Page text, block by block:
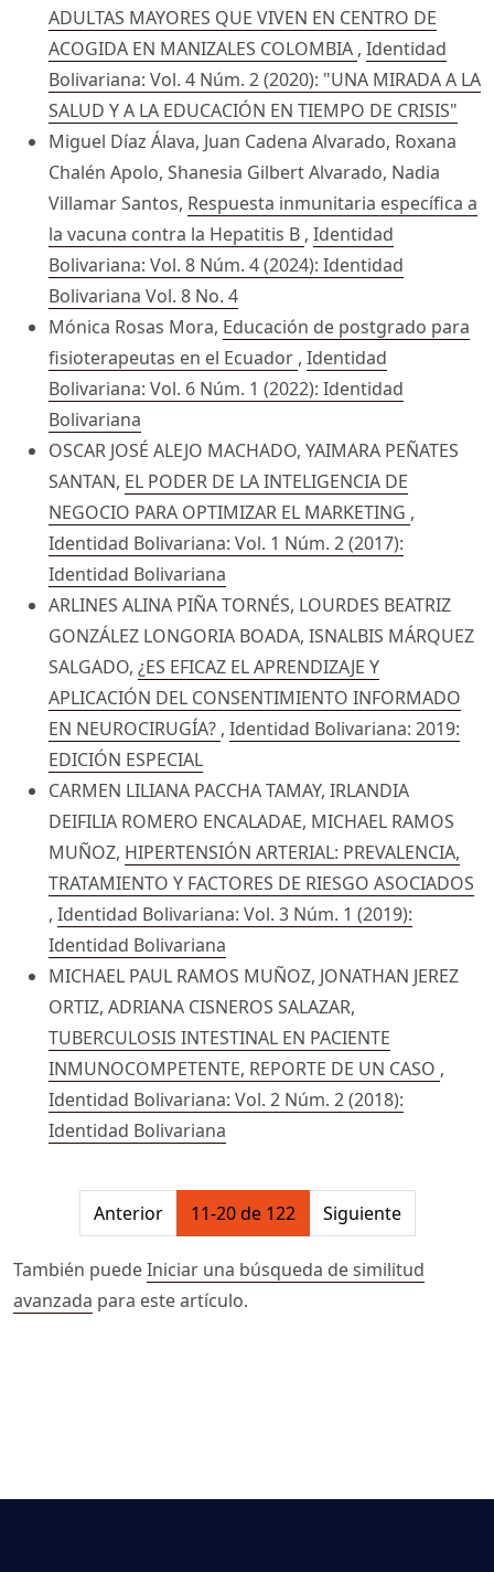
ADULTAS MAYORES QUE VIVEN EN CENTRO DE
ACOGIDA EN MANIZALES COLOMBIA , Identidad
Bolivariana: Vol. 4 Núm. 2 (2020): "UNA MIRADA A LA
SALUD Y A LA EDUCACIÓN EN TIEMPO DE CRISIS"
Miguel Díaz Álava, Juan Cadena Alvarado, Roxana
Chalén Apolo, Shanesia Gilbert Alvarado, Nadia
Villamar Santos, Respuesta inmunitaria específica a
la vacuna contra la Hepatitis B , Identidad
Bolivariana: Vol. 8 Núm. 4 (2024): Identidad
Bolivariana Vol. 8 No. 4
Mónica Rosas Mora, Educación de postgrado para
fisioterapeutas en el Ecuador , Identidad
Bolivariana: Vol. 6 Núm. 1 (2022): Identidad
Bolivariana
OSCAR JOSÉ ALEJO MACHADO, YAIMARA PEÑATES
SANTAN, EL PODER DE LA INTELIGENCIA DE
NEGOCIO PARA OPTIMIZAR EL MARKETING ,
Identidad Bolivariana: Vol. 1 Núm. 2 (2017):
Identidad Bolivariana
ARLINES ALINA PIÑA TORNÉS, LOURDES BEATRIZ
GONZÁLEZ LONGORIA BOADA, ISNALBIS MÁRQUEZ
SALGADO, ¿ES EFICAZ EL APRENDIZAJE Y
APLICACIÓN DEL CONSENTIMIENTO INFORMADO
EN NEUROCIRUGÍA? , Identidad Bolivariana: 2019:
EDICIÓN ESPECIAL
CARMEN LILIANA PACCHA TAMAY, IRLANDIA
DEIFILIA ROMERO ENCALADAE, MICHAEL RAMOS
MUÑOZ, HIPERTENSIÓN ARTERIAL: PREVALENCIA,
TRATAMIENTO Y FACTORES DE RIESGO ASOCIADOS
, Identidad Bolivariana: Vol. 3 Núm. 1 (2019):
Identidad Bolivariana
MICHAEL PAUL RAMOS MUÑOZ, JONATHAN JEREZ
ORTIZ, ADRIANA CISNEROS SALAZAR,
TUBERCULOSIS INTESTINAL EN PACIENTE
INMUNOCOMPETENTE, REPORTE DE UN CASO ,
Identidad Bolivariana: Vol. 2 Núm. 2 (2018):
Identidad Bolivariana
##issue.pagination##
Anterior 11-20 de 122 Siguiente
También puedeIniciar una búsqueda de similitud
avanzada para este artículo.